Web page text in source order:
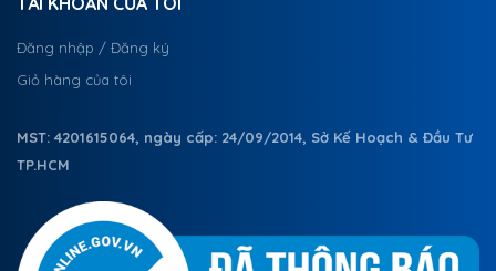
Đăng nhập / Đăng ký
Giỏ hàng của tôi
MST: 4201615064, ngày cấp: 24/09/2014, Sở Kế Hoạch & Đầu Tư
TP.HCM